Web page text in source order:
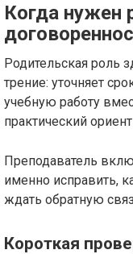
Когда нужен
Родительская роль
трение: уточняет
учебную работу
практический
Преподаватель
именно исправить,
ждать обратную
Короткая